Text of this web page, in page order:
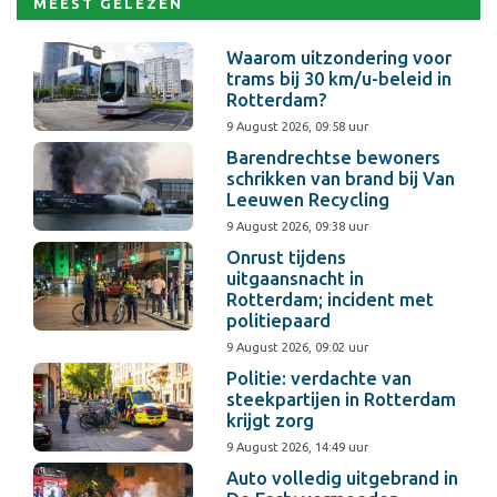
MEEST GELEZEN
Waarom uitzondering voor
trams bij 30 km/u-beleid in
Rotterdam?
9 August 2026, 09:58 uur
Barendrechtse bewoners
schrikken van brand bij Van
Leeuwen Recycling
9 August 2026, 09:38 uur
Onrust tijdens
uitgaansnacht in
Rotterdam; incident met
politiepaard
9 August 2026, 09:02 uur
Politie: verdachte van
steekpartijen in Rotterdam
krijgt zorg
9 August 2026, 14:49 uur
Auto volledig uitgebrand in